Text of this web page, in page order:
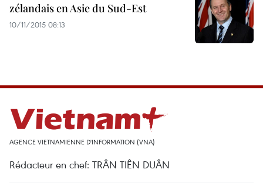
zélandais en Asie du Sud-Est
10/11/2015 08:13
AGENCE VIETNAMIENNE D'INFORMATION (VNA)
Rédacteur en chef: TRÂN TIÊN DUÂN